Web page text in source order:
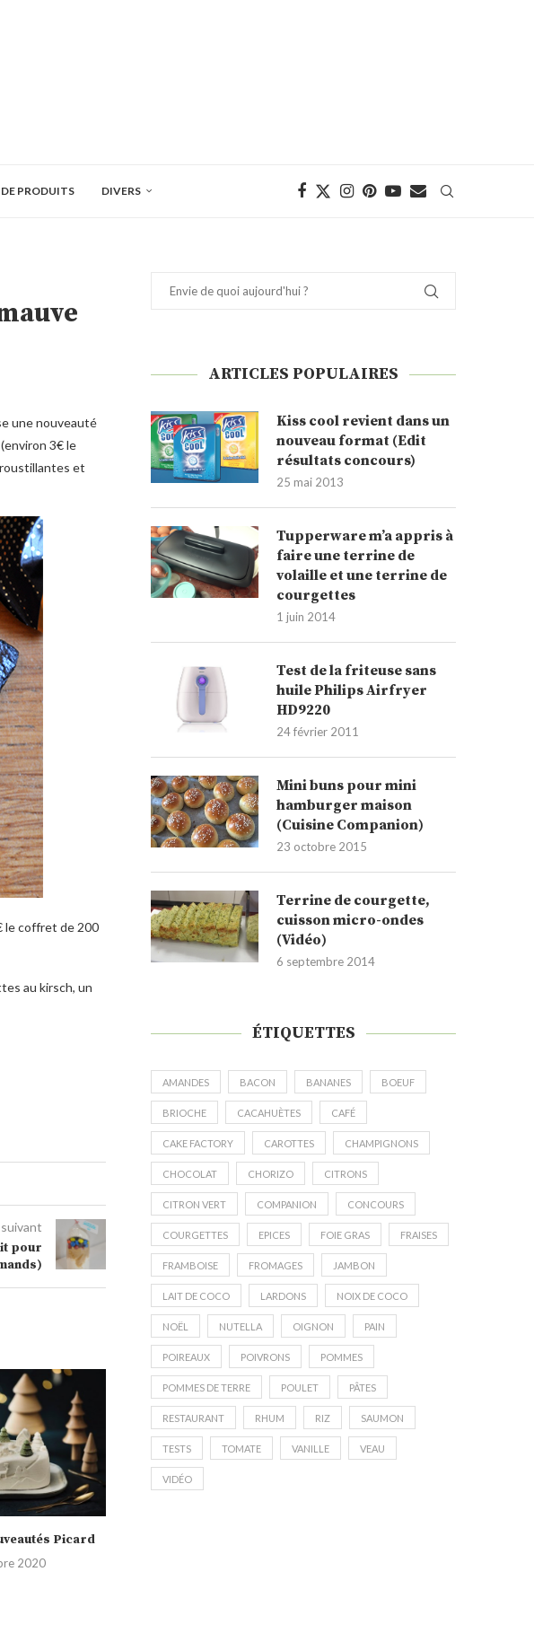
PRODUITS DIVERS
une nouveauté
(environ 3€ le
et
le coffret de 200
au kirsch, un
pour
Picard
2020
ARTICLES POPULAIRES
Kiss cool revient dans un
nouveau format (Edit
résultats concours)
25 mai 2013
Tupperware m’a appris à
faire une terrine de
volaille et une terrine de
courgettes
1 juin 2014
Test de la friteuse sans
huile Philips Airfryer
HD9220
24 février 2011
Mini buns pour mini
hamburger maison
(Cuisine Companion)
23 octobre 2015
Terrine de courgette,
cuisson micro-ondes
(Vidéo)
6 septembre 2014
ÉTIQUETTES
AMANDES BACON BANANES BOEUF
BRIOCHE CACAHUÈTES CAFÉ
CAKE FACTORY CAROTTES CHAMPIGNONS
CHOCOLAT CHORIZO CITRONS
CITRON VERT COMPANION CONCOURS
COURGETTES EPICES FOIE GRAS FRAISES
FRAMBOISE FROMAGES JAMBON
LAIT DE COCO LARDONS NOIX DE COCO
NOËL NUTELLA OIGNON PAIN
POIREAUX POIVRONS POMMES
POMMES DE TERRE POULET PÂTES
RESTAURANT RHUM RIZ SAUMON
TESTS TOMATE VANILLE VEAU
VIDÉO